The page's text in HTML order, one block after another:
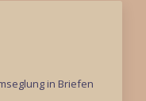
in Briefen